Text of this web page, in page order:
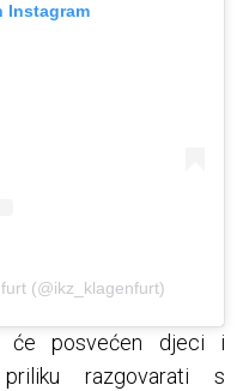
Instagram
(@ikz_klagenfurt)
će posvećen djeci i
razgovarati s